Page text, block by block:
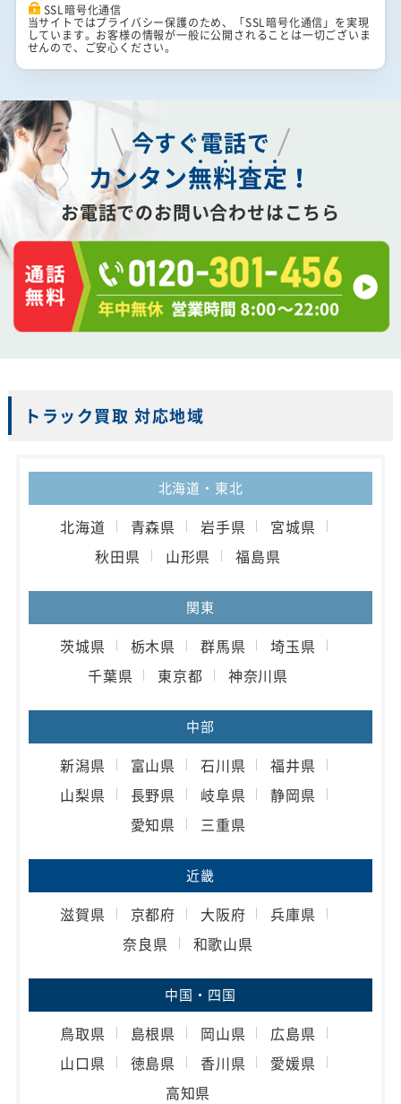
SSL暗号化通信
当サイトではプライバシー保護のため、「SSL暗号化通信」を実現
しています。お客様の情報が一般に公開されることは一切ございま
せんので、ご安心ください。
今すぐ電話で
カンタン無料査定 ！
お電話でのお問い合わせはこちら
トラック買取 対応地域
北海道・東北
北海道 青森県 岩手県
宮城県
秋田県
山形県 福島県
関東
茨城県 栃木県 群馬県
埼玉県
千葉県
東京都 神奈川県
中部
新潟県 富山県 石川県
福井県
山梨県
長野県 岐阜県
静岡県
愛知県
三重県
近畿
滋賀県 京都府 大阪府
兵庫県
奈良県
和歌山県
中国・四国
鳥取県 島根県 岡山県
広島県
山口県
徳島県 香川県
愛媛県
高知県